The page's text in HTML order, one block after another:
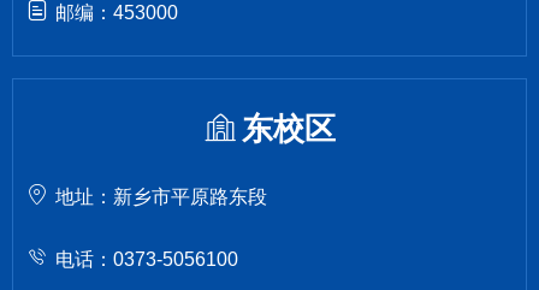
邮编：453000
东校区
地址：新乡市平原路东段
电话：0373-5056100